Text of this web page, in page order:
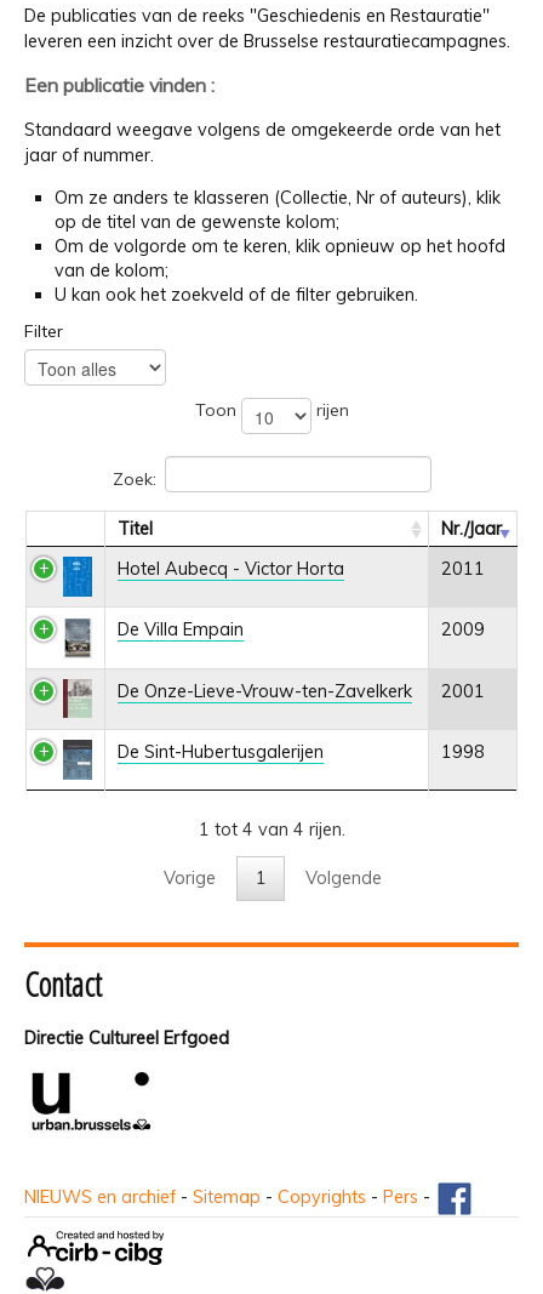
De publicaties van de reeks "Geschiedenis en Restauratie"
leveren een inzicht over de Brusselse restauratiecampagnes.
Een publicatie vinden :
Standaard weegave volgens de omgekeerde orde van het
jaar of nummer.
Om ze anders te klasseren (Collectie, Nr of auteurs), klik
op de titel van de gewenste kolom;
Om de volgorde om te keren, klik opnieuw op het hoofd
van de kolom;
U kan ook het zoekveld of de filter gebruiken.
Filter
Toon rijen
Zoek:
Titel
Nr./Jaar
Hotel Aubecq - Victor Horta
2011
De Villa Empain 2009
De Onze-Lieve-Vrouw-ten-Zavelkerk 2001
De Sint-Hubertusgalerijen 1998
1 tot 4 van 4 rijen.
Vorige 1 Volgende
Contact
Directie Cultureel Erfgoed
NIEUWS en archief - Sitemap - Copyrights - Pers -